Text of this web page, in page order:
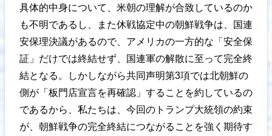
具体的中身について、米朝の理解が合致しているのか
も不明であるし、また休戦協定中の朝鮮戦争は、国連
安保理決議があるので、アメリカの一方的な「安全保
証」だけでは終結せず、国連軍の解散に至って完全終
結となる。しかしながら共同声明第3項では北朝鮮の
側が「板門店宣言を再確認」することを約しているの
であるから、私たちは、今回のトランプ大統領の約束
が、朝鮮戦争の完全終結につながることを強く期待す